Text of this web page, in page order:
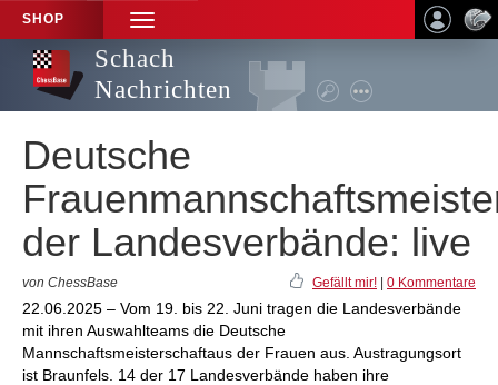
SHOP
TOGGLE
NAVIGATION
Schach
Nachrichten
Deutsche
der Landesverbände: live
von ChessBase Gefällt mir! 0 Kommentare
22.06.2025 – Vom 19. bis 22. Juni tragen die Landesverbände
mit ihren Auswahlteams die Deutsche
Mannschaftsmeisterschaftaus der Frauen aus. Austragungsort
ist Braunfels. 14 der 17 Landesverbände haben ihre